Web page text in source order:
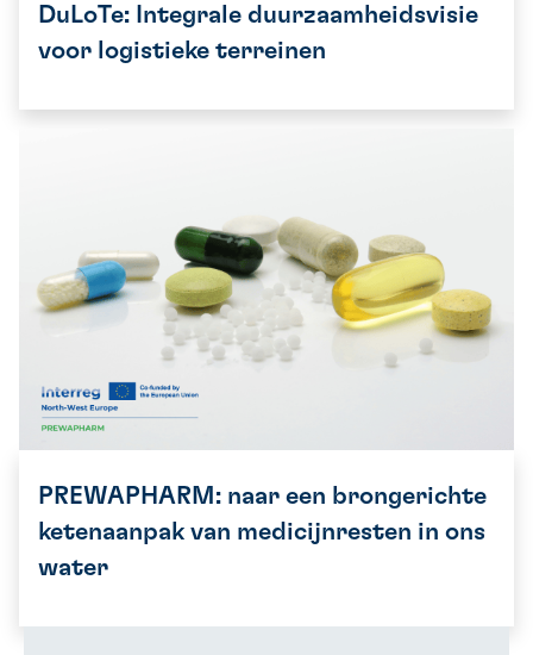
DuLoTe: Integrale duurzaamheidsvisie
voor logistieke terreinen
PREWAPHARM: naar een brongerichte
ketenaanpak van medicijnresten in ons
water